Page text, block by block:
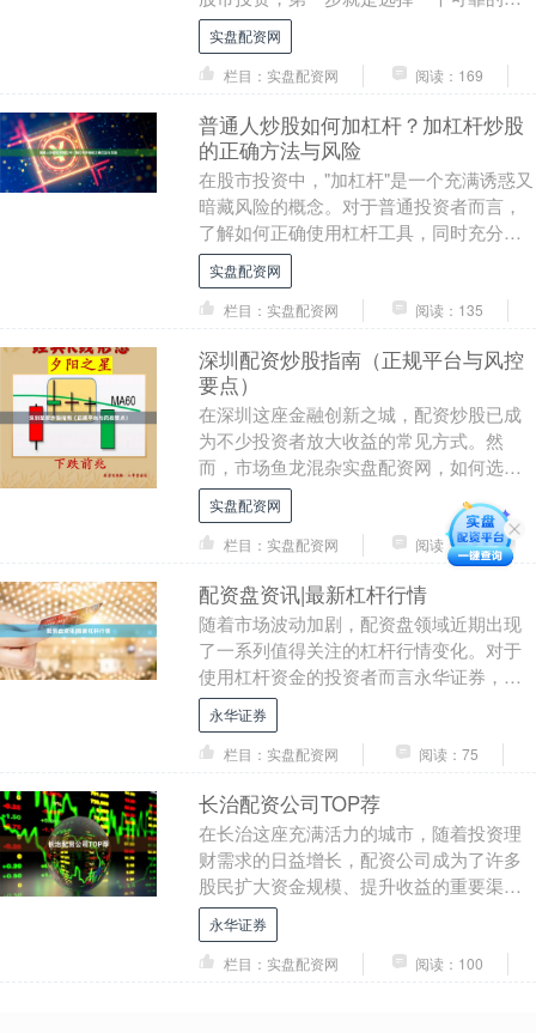
商并完成开户。随着金融科技的发展，股
票开户已变....
实盘配资网
栏目：实盘配资网
阅读：169
普通人炒股如何加杠杆？加杠杆炒股
的正确方法与风险
在股市投资中，"加杠杆"是一个充满诱惑又
暗藏风险的概念。对于普通投资者而言，
了解如何正确使用杠杆工具，同时充分认
识其潜在风险，是走向理性投资的重要一
步。 ## ....
实盘配资网
栏目：实盘配资网
阅读：135
深圳配资炒股指南（正规平台与风控
要点）
在深圳这座金融创新之城，配资炒股已成
为不少投资者放大收益的常见方式。然
而，市场鱼龙混杂实盘配资网，如何选择
正规平台并做好风险控制，是每位参与者
必须掌握的技能。本....
实盘配资网
栏目：实盘配资网
阅读：192
配资盘资讯|最新杠杆行情
随着市场波动加剧，配资盘领域近期出现
了一系列值得关注的杠杆行情变化。对于
使用杠杆资金的投资者而言永华证券，及
时掌握最新动态，是控制风险、把握机会
的前提。 ## ....
永华证券
栏目：实盘配资网
阅读：75
长治配资公司TOP荐
在长治这座充满活力的城市，随着投资理
财需求的日益增长，配资公司成为了许多
股民扩大资金规模、提升收益的重要渠
道。然而，面对市场上众多的配资平台，
如何选择一家正规、....
永华证券
栏目：实盘配资网
阅读：100